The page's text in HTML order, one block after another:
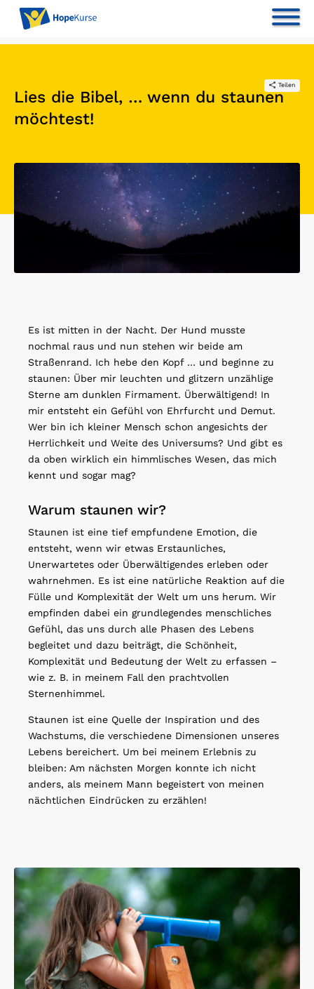
Teilen
Lies die Bibel, … wenn du staunen
möchtest!
Es ist mitten in der Nacht. Der Hund musste
nochmal raus und nun stehen wir beide am
Straßenrand. Ich hebe den Kopf … und beginne zu
staunen: Über mir leuchten und glitzern unzählige
Sterne am dunklen Firmament. Überwältigend! In
mir entsteht ein Gefühl von Ehrfurcht und Demut.
Wer bin ich kleiner Mensch schon angesichts der
Herrlichkeit und Weite des Universums? Und gibt es
da oben wirklich ein himmlisches Wesen, das mich
kennt und sogar mag?
Warum staunen wir?
Staunen ist eine tief empfundene Emotion, die
entsteht, wenn wir etwas Erstaunliches,
Unerwartetes oder Überwältigendes erleben oder
wahrnehmen. Es ist eine natürliche Reaktion auf die
Fülle und Komplexität der Welt um uns herum. Wir
empfinden dabei ein grundlegendes menschliches
Gefühl, das uns durch alle Phasen des Lebens
begleitet und dazu beiträgt, die Schönheit,
Komplexität und Bedeutung der Welt zu erfassen –
wie z. B. in meinem Fall den prachtvollen
Sternenhimmel.
Staunen ist eine Quelle der Inspiration und des
Wachstums, die verschiedene Dimensionen unseres
Lebens bereichert. Um bei meinem Erlebnis zu
bleiben: Am nächsten Morgen konnte ich nicht
anders, als meinem Mann begeistert von meinen
nächtlichen Eindrücken zu erzählen!